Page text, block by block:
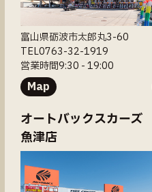
富山県砺波市太郎丸3-60
TEL0763-32-1919
営業時間9:30 - 19:00
Map
オートバックスカーズ
魚津店